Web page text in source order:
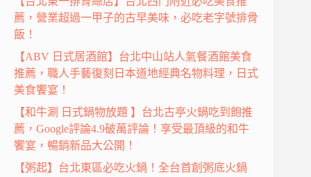
薦，營業超過一甲子的古早美味，必吃老字號排骨
飯！
【ABV 日式居酒館】台北中山站人氣餐酒館美食
推薦，職人手藝復刻日本道地經典名物料理，日式
美食饗宴！
【和牛涮 日式鍋物放題 】台北古亭火鍋吃到飽推
薦，Google評論4.9破萬評論！享受最頂級的和牛
饗宴，暢銷新品大公開！
【粥起】台北東區必吃火鍋！全台首創粥底火鍋